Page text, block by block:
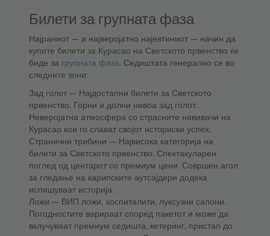
Билети за групната фаза
Најраниот — и најверојатно најевтиниот — начин да
купите билети за Курасао на Светското првенство ќе
биде за групната фаза. Седиштата генерално се во
следните зони:
Зад голот — Најдостапни билети за Светското
првенство. Горни и долни нивоа зад голот.
Неверојатна атмосфера со страсните навивачи на
Курасао кои го слават својот историски успех.
Странични трибини — Највисока категорија на
билети за Светското првенство. Спектакуларен
поглед од центарот со премиум цени. Совршен агол
за гледање на карипските аутсајдери додека
испишуваат историја.
Ложи — ВИП ложи, хоспиталити, луксузни салони.
Погодностите варираат според пакетот и може да
вклучуваат премиум седишта, кетеринг, пристап до